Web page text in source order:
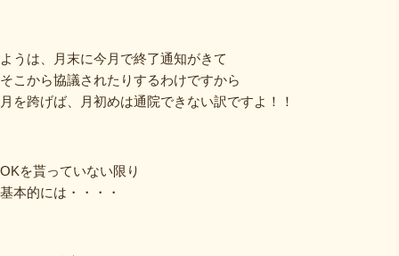
ようは、月末に今月で終了通知がきて
そこから協議されたりするわけですから
月を跨げば、月初めは通院できない訳ですよ！！
OKを貰っていない限り
基本的には・・・・